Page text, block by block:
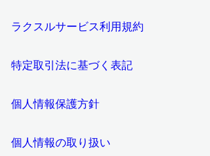
ラクスルサービス利用規約
特定取引法に基づく表記
個人情報保護方針
個人情報の取り扱い